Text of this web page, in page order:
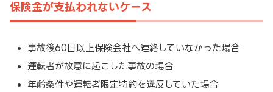
保険金が支払われないケース
事故後60日以上保険会社へ連絡していなかった場合
運転者が故意に起こした事故の場合
年齢条件や運転者限定特約を違反していた場合